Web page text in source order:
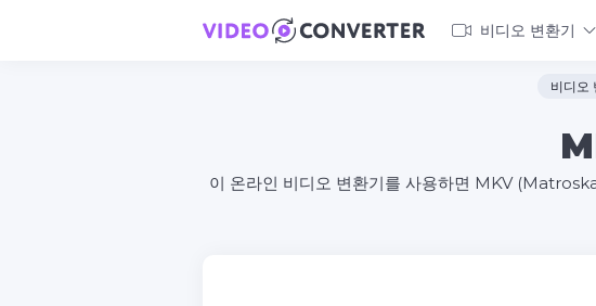
비디오 변환기
비디오
이 온라인 비디오 변환기를 사용하면 MKV